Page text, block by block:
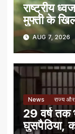
राष्ट्रीय
मुफ्ती के
AUG 7, 2026
News राज्य
29 वर्ष तक
घुसपैठिया,